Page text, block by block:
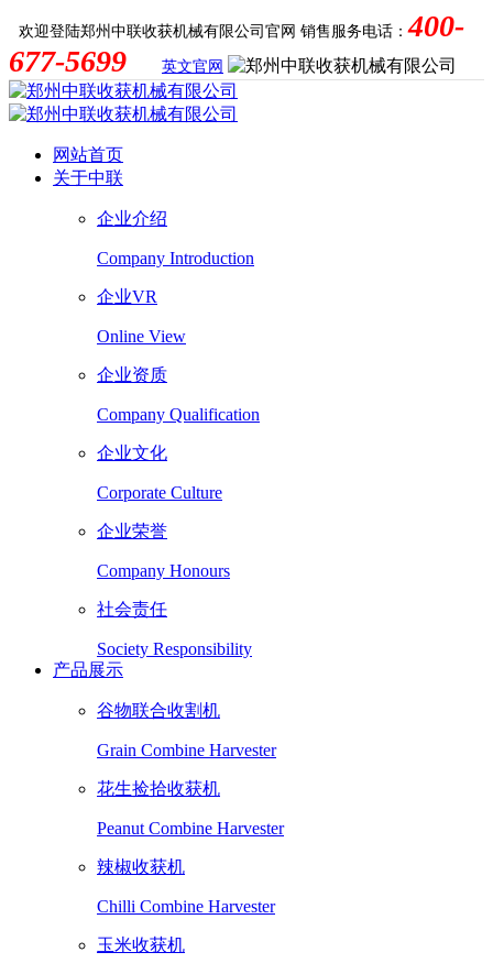
欢迎登陆郑州中联收获机械有限公司官网 销售服务电话：400-
677-5699
英文官网
网站首页
关于中联
企业介绍
Company Introduction
企业VR
Online View
企业资质
Company Qualification
企业文化
Corporate Culture
企业荣誉
Company Honours
社会责任
Society Responsibility
产品展示
谷物联合收割机
Grain Combine Harvester
花生捡拾收获机
Peanut Combine Harvester
辣椒收获机
Chilli Combine Harvester
玉米收获机